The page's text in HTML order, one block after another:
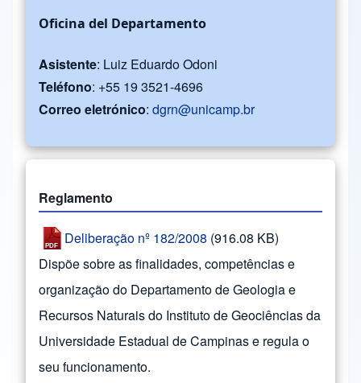
Oficina del Departamento
Asistente: Luiz Eduardo Odoni
Teléfono: +55 19 3521-4696
Correo eletrónico: dgrn@unicamp.br
Reglamento
Deliberação nº 182/2008 (916.08 KB)
Dispõe sobre as finalidades, competências e
organização do Departamento de Geologia e
Recursos Naturais do Instituto de Geociências da
Universidade Estadual de Campinas e regula o
seu funcionamento.